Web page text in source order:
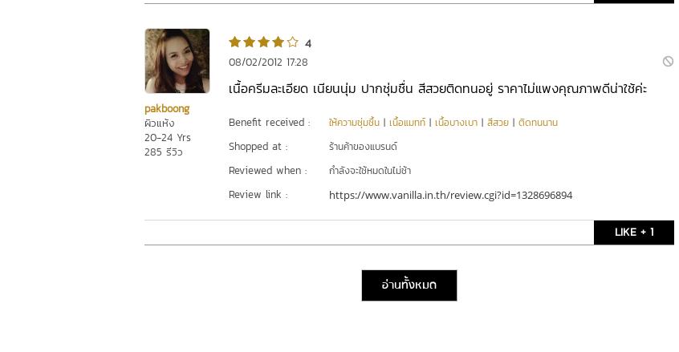
pakboong
ผิวแห้ง
20-24 Yrs
285 รีวิว
4
08/02/2012 17:28
เนื้อครีมละเอียด เนียนนุ่ม ปากชุ่มชื่น สีสวยติดทนอยู่ ราคาไม่แพงคุณภาพดีน่าใช้ค่ะ
Benefit received : ให้ความชุ่มชื้น | เนื้อแมทท์ | เนื้อบางเบา | สีสวย | ติดทนนาน
Shopped at : ร้านค้าของแบรนด์
Reviewed when : กำลังจะใช้หมดในไม่ช้า
Review link : https://www.vanilla.in.th/review.cgi?id=1328696894
LIKE + 1
อ่านทั้งหมด